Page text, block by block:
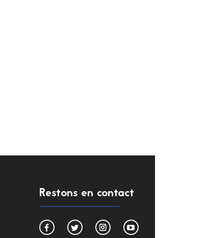
Restons en contact